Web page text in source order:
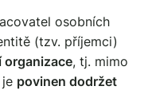
osobních
(tzv. příjemci)
organizace, tj. mimo
povinen dodržet